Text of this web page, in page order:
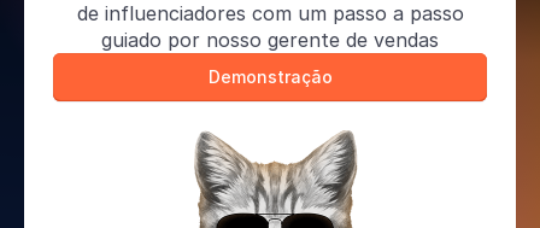
de influenciadores com um passo a passo
guiado por nosso gerente de vendas
Demonstração